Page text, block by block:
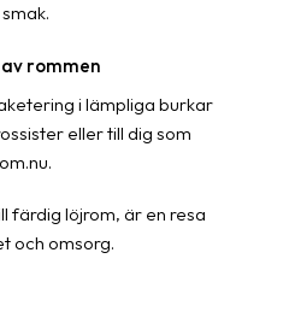
rommen
i lämpliga burkar
eller till dig som
färdig löjrom, är en resa
och omsorg.